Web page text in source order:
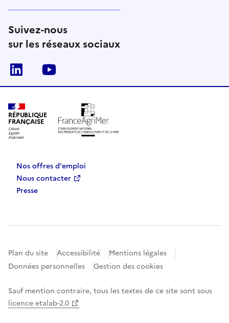
Suivez-nous
sur les réseaux sociaux
Linkedin
RÉPUBLIQUE
FRANÇAISE
Nos offres d'emploi
Nous contacter
Presse
Plan du site Accessibilité
Mentions légales
Données personnelles
Gestion des cookies
Sauf mention contraire, tous les textes de ce site sont sous
licence etalab-2.0